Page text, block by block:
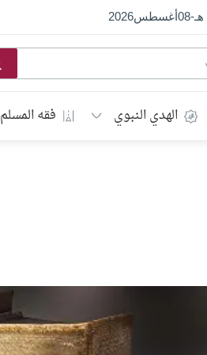
-
08أغسطس2026
الهدي النبوي فقه المسلم